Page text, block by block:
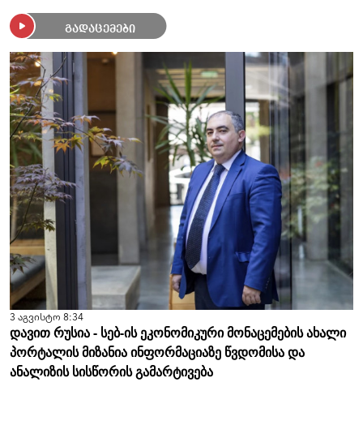
გადაცემები
3 აგვისტო 8:34
დავით რუსია - სებ-ის ეკონომიკური მონაცემების ახალი
პორტალის მიზანია ინფორმაციაზე წვდომისა და
ანალიზის სისწორის გამარტივება